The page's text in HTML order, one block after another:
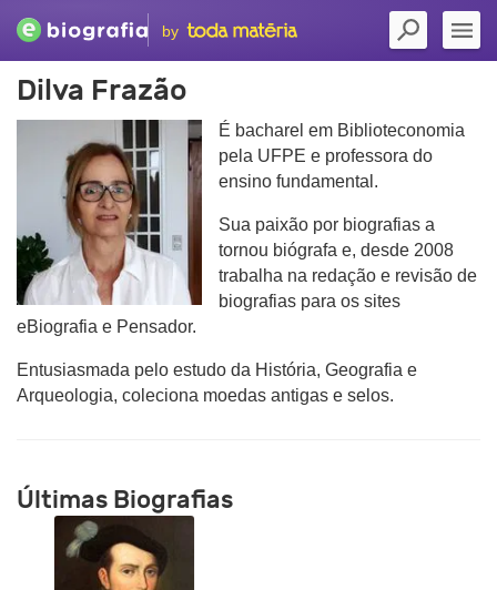
by
Dilva Frazão
É bacharel em Biblioteconomia
pela UFPE e professora do
ensino fundamental.
Sua paixão por biografias a
tornou biógrafa e, desde 2008
trabalha na redação e revisão de
biografias para os sites
eBiografia e Pensador.
Entusiasmada pelo estudo da História, Geografia e
Arqueologia, coleciona moedas antigas e selos.
Últimas Biografias